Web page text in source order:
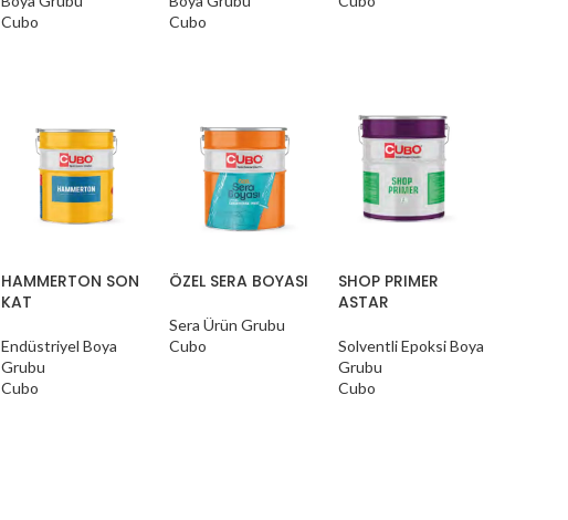
Cubo
Cubo
HAMMERTON SON
KAT
Endüstriyel Boya
Grubu
Cubo
ÖZEL SERA BOYASI
Sera Ürün Grubu
Cubo
SHOP PRIMER
ASTAR
Solventli Epoksi Boya
Grubu
Cubo